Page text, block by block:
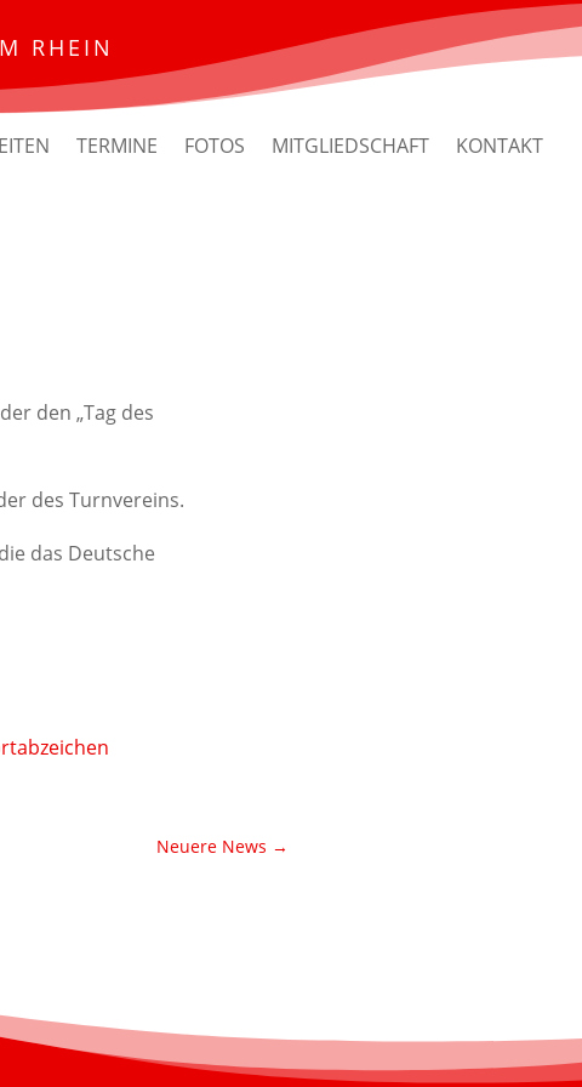
RHEIN
TERMINE FOTOS MITGLIEDSCHAFT KONTAKT
den „Tag des
des Turnvereins.
das Deutsche
Neuere News →